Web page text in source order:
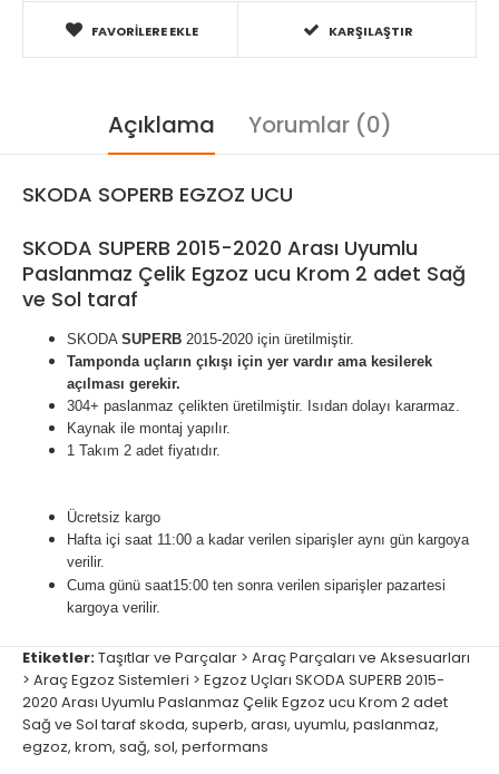
FAVORILERE EKLE KARŞILAŞTIR
Açıklama Yorumlar (0)
SKODA SOPERB EGZOZ UCU
SKODA SUPERB 2015-2020 Arası Uyumlu
Paslanmaz Çelik Egzoz ucu Krom 2 adet Sağ
ve Sol taraf
SKODA SUPERB 2015-2020 için üretilmiştir.
Tamponda uçların çıkışı için yer vardır ama kesilerek
açılması gerekir.
304+ paslanmaz çelikten üretilmiştir. Isıdan dolayı kararmaz.
Kaynak ile montaj yapılır.
1 Takım 2 adet fiyatıdır.
Ücretsiz kargo
Hafta içi saat 11:00 a kadar verilen siparişler aynı gün kargoya
verilir.
Cuma günü saat15:00 ten sonra verilen siparişler pazartesi
kargoya verilir.
Etiketler:Taşıtlar ve Parçalar > Araç Parçaları ve Aksesuarları
> Araç Egzoz Sistemleri > Egzoz Uçları SKODA SUPERB 2015-
2020 Arası Uyumlu Paslanmaz Çelik Egzoz ucu Krom 2 adet
Sağ ve Sol taraf skoda, superb, arası, uyumlu, paslanmaz,
egzoz, krom, sağ, sol, performans